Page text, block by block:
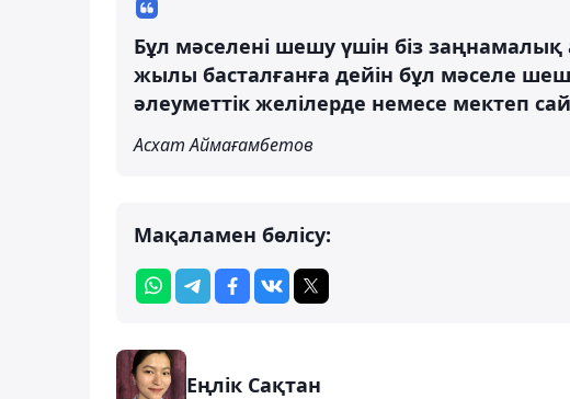
Бұл мәселені шешу үшін біз заңнамалық
жылы басталғанға дейін бұл мәселе
әлеуметтік желілерде немесе мектеп
Асхат Аймағамбетов
Мақаламен бөлісу:
Еңлік Сақтан